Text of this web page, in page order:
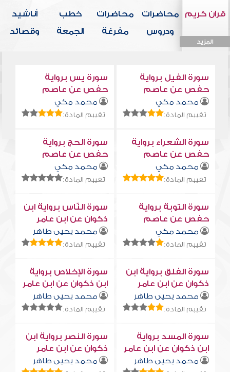
قرآن كريم
المزيد
محاضرات
ودروس
محاضرات
مفرغة
خطب
الجمعة
أناشيد
وقصائد
سورة الفيل برواية
حفص عن عاصم
محمد مكي
تقييم المادة:
سورة يس برواية
حفص عن عاصم
محمد مكي
تقييم المادة:
سورة الشعراء برواية
حفص عن عاصم
محمد مكي
تقييم المادة:
سورة الحج برواية
حفص عن عاصم
محمد مكي
تقييم المادة:
سورة التوبة برواية
حفص عن عاصم
محمد مكي
تقييم المادة:
سورة النّاس برواية ابن
ذكوان عن ابن عامر
محمد يحيى طاهر
تقييم المادة:
سورة الفلق برواية ابن
ذكوان عن ابن عامر
محمد يحيى طاهر
تقييم المادة:
سورة الإخلاص برواية
ابن ذكوان عن ابن عامر
محمد يحيى طاهر
تقييم المادة:
سورة المسد برواية
ابن ذكوان عن ابن عامر
محمد يحيى طاهر
سورة النصر برواية ابن
ذكوان عن ابن عامر
محمد يحيى طاهر